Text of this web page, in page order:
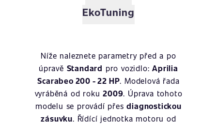
EkoTuning
Níže naleznete parametry před a po
úpravě Standard pro vozidlo:Aprilia
Scarabeo 200 - 22 HP. Modelová řada
vyráběná od roku2009. Úprava tohoto
modelu se provádí přesdiagnostickou
zásuvku. Řídící jednotka motoru od